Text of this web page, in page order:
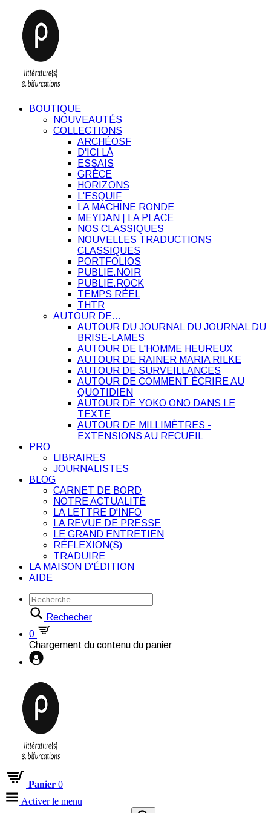
BOUTIQUE
NOUVEAUTÉS
COLLECTIONS
ARCHÉOSF
D'ICI LÀ
ESSAIS
GRÈCE
HORIZONS
L'ESQUIF
LA MACHINE RONDE
MEYDAN | LA PLACE
NOS CLASSIQUES
NOUVELLES TRADUCTIONS
CLASSIQUES
PORTFOLIOS
PUBLIE.NOIR
PUBLIE.ROCK
TEMPS RÉEL
THTR
AUTOUR DE…
AUTOUR DU JOURNAL DU JOURNAL DU
BRISE-LAMES
AUTOUR DE L'HOMME HEUREUX
AUTOUR DE RAINER MARIA RILKE
AUTOUR DE SURVEILLANCES
AUTOUR DE COMMENT ÉCRIRE AU
QUOTIDIEN
AUTOUR DE YOKO ONO DANS LE
TEXTE
AUTOUR DE MILLIMÈTRES -
EXTENSIONS AU RECUEIL
PRO
LIBRAIRES
JOURNALISTES
BLOG
CARNET DE BORD
NOTRE ACTUALITÉ
LA LETTRE D'INFO
LA REVUE DE PRESSE
LE GRAND ENTRETIEN
RÉFLEXION(S)
TRADUIRE
LA MAISON D'ÉDITION
AIDE
Rechecher
0
Chargement du contenu du panier
Panier 0
Activer le menu